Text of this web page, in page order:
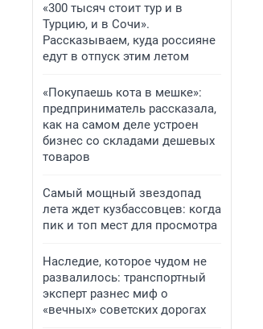
«300 тысяч стоит тур и в
Турцию, и в Сочи».
Рассказываем, куда россияне
едут в отпуск этим летом
«Покупаешь кота в мешке»:
предприниматель рассказала,
как на самом деле устроен
бизнес со складами дешевых
товаров
Самый мощный звездопад
лета ждет кузбассовцев: когда
пик и топ мест для просмотра
Наследие, которое чудом не
развалилось: транспортный
эксперт разнес миф о
«вечных» советских дорогах